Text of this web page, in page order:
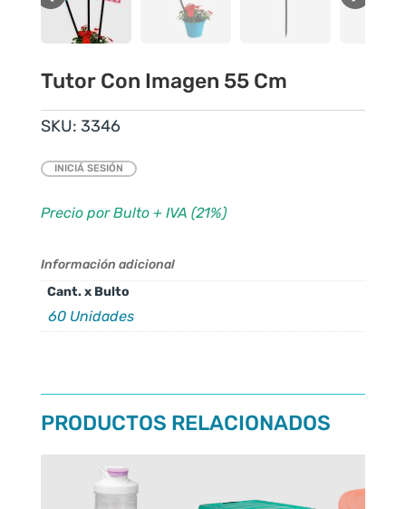
Tutor Con Imagen 55 Cm
SKU: 3346
INICIÁ SESIÓN
Precio por Bulto + IVA (21%)
Información adicional
Cant. x Bulto
60 Unidades
PRODUCTOS RELACIONADOS